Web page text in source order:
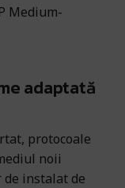
Medium-
adaptată
protocoale
noii
instalat de